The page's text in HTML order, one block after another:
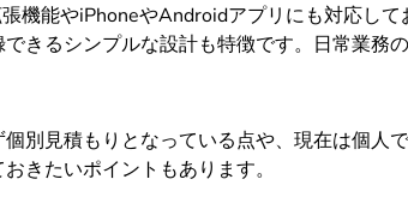
機能やiPhoneやAndroidアプリにも対応して
きるシンプルな設計も特徴です。日常業務
別見積もりとなっている点や、現在は個人
きたいポイントもあります。